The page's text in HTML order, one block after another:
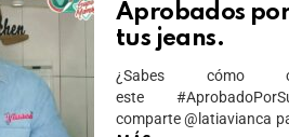
Aprobados
tus jeans.
¿Sabes cómo
este
comparte @latiavianca